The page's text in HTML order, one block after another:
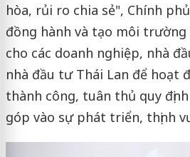
hòa, rủi ro chia sẻ", Chính
đồng hành và tạo môi
cho các doanh nghiệp, nhà
nhà đầu tư Thái Lan để hoạt
thành công, tuân thủ quy
góp vào sự phát triển, thịnh